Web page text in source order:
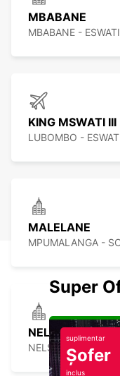
MBABANE
MBABANE -
KING MSWATI III
LUBOMBO -
MALELANE
MPUMALANGA -
NELSPRUIT
NELSPRUIT -
Super
suplimentar
Șofer
inclus